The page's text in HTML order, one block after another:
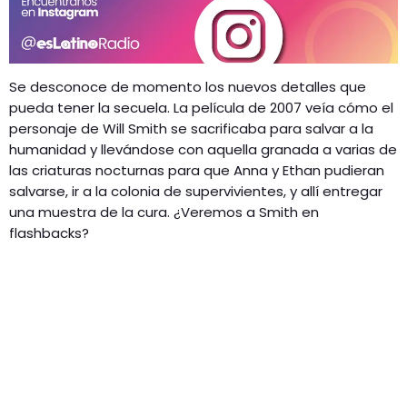
Se desconoce de momento los nuevos detalles que
pueda tener la secuela. La película de 2007 veía cómo el
personaje de Will Smith se sacrificaba para salvar a la
humanidad y llevándose con aquella granada a varias de
las criaturas nocturnas para que Anna y Ethan pudieran
salvarse, ir a la colonia de supervivientes, y allí entregar
una muestra de la cura. ¿Veremos a Smith en
flashbacks?